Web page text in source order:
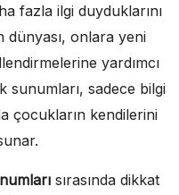
fazla ilgi duyduklarını
dünyası, onlara yeni
yardımcı
sunumları, sadece bilgi
çocukların kendilerini
sırasında dikkat